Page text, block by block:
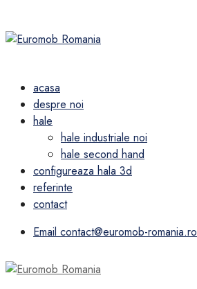
acasa
despre noi
hale
hale industriale noi
hale second hand
configureaza hala 3d
referinte
contact
Email contact@euromob-romania.ro